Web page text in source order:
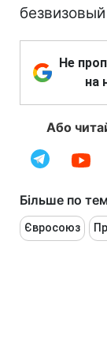
Не
на
Або
Більше по
Євросоюз